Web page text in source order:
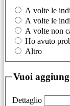
A volte le
A volte le
A volte non
Ho avuto
Altro
Vuoi
Dettaglio